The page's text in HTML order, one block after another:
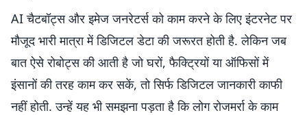
handle…pic.twitter.com/mDOEQwPibV
— Vaibhav Sisinty (@VaibhavSisinty)June 12, 2026
AI चैटबॉट्स और इमेज जनरेटर्स को काम करने के लिए इंटरनेट पर
मौजूद भारी मात्रा में डिजिटल डेटा की जरूरत होती है. लेकिन जब
बात ऐसे रोबोट्स की आती है जो घरों, फैक्ट्रियों या ऑफिसों में
इंसानों की तरह काम कर सकें, तो सिर्फ डिजिटल जानकारी काफी
नहीं होती. उन्हें यह भी समझना पड़ता है कि लोग रोजमर्रा के काम